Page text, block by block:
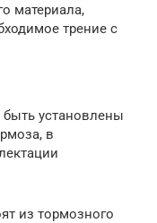
материала,
трение с
быть установлены
в
из тормозного